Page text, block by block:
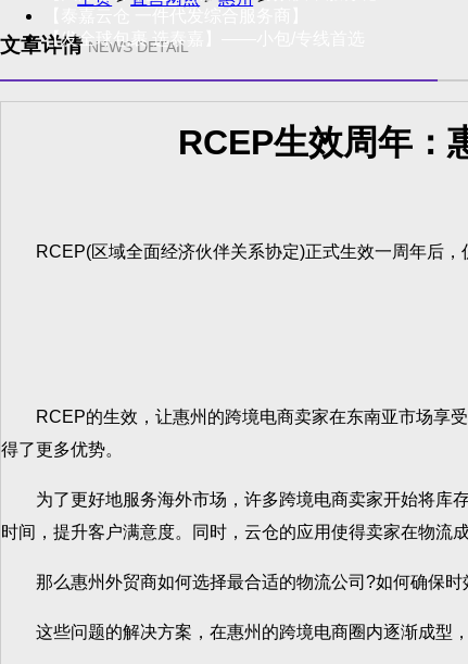
【发全球包裹 选泰嘉】——小包/专线首选
文章详情 NEWS DETAIL
RCEP生效周年：
RCEP(区域全面经济伙伴关系协定)正式生效一周年后，
RCEP的生效，让惠州的跨境电商卖家在东南亚市场享受
得了更多优势。
为了更好地服务海外市场，许多跨境电商卖家开始将库存
时间，提升客户满意度。同时，云仓的应用使得卖家在物流
那么惠州外贸商如何选择最合适的物流公司?如何确保时
这些问题的解决方案，在惠州的跨境电商圈内逐渐成型